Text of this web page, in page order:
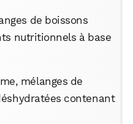
de boissons
nutritionnels à base
mélanges de
contenant